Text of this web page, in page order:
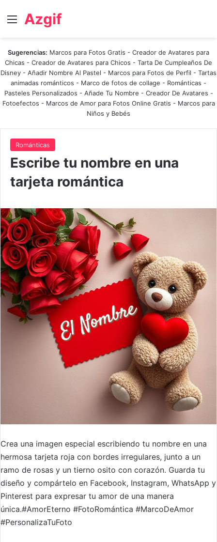
Menú
Azgif
Sugerencias: Marcos para Fotos Gratis - Creador de Avatares para
Chicas - Creador de Avatares para Chicos - Tarta De Cumpleaños De
Disney - Añadir Nombre Al Pastel - Marcos para Fotos de Perfil - Tartas
animadas románticos - Marco de fotos de collage - Románticas -
Pasteles Personalizados - Añade Tu Nombre - Creador De Avatares -
Fotoefectos - Marcos de Amor para Fotos Online Gratis - Marcos para
Niños y Bebés
Románticas
Escribe tu nombre en una
tarjeta romántica
Crea una imagen especial escribiendo tu nombre en una
hermosa tarjeta roja con bordes irregulares, junto a un
ramo de rosas y un tierno osito con corazón. Guarda tu
diseño y compártelo en Facebook, Instagram, WhatsApp y
Pinterest para expresar tu amor de una manera
única.#AmorEterno #FotoRomántica #MarcoDeAmor
#PersonalizaTuFoto